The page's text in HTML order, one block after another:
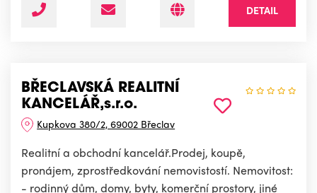
DETAIL
BŘECLAVSKÁ REALITNÍ
KANCELÁŘ,s.r.o.
Kupkova 380/2, 69002 Břeclav
Realitní a obchodní kancelář.Prodej, koupě,
pronájem, zprostředkování nemovistostí. Nemovitost:
- rodinný dům, domy, byty, komerční prostory, jiné